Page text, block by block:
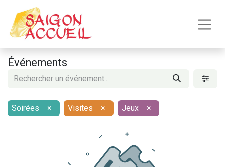
Événements
Soirées × Visites × Jeux ×